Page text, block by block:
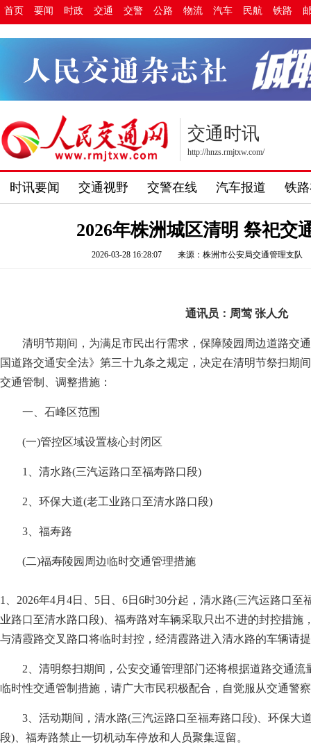
首页 要闻 时政 交通 交警 公路 物流 汽车 民航 铁路
交通时讯
http://hnzs.rmjtxw.com/
时讯要闻 交通视野 交警在线 汽车报道 铁
2026年株洲城区清明 祭祀交
2026-03-28 16:28:07 来源：株洲市公安局交通管理支队
通讯员：周莺 张人允
清明节期间，为满足市民出行需求，保障陵园周边道路交
国道路交通安全法》第三十九条之规定，决定在清明节祭扫期
交通管制、调整措施：
一、石峰区范围
(一)管控区域设置核心封闭区
1、清水路(三汽运路口至福寿路口段)
2、环保大道(老工业路口至清水路口段)
3、福寿路
(二)福寿陵园周边临时交通管理措施
1、2026年4月4日、5日、6日6时30分起，清水路(三汽运路口至
业路口至清水路口段)、福寿路对车辆采取只出不进的封控措施
与清霞路交叉路口将临时封控，经清霞路进入清水路的车辆请
2、清明祭扫期间，公安交通管理部门还将根据道路交通
临时性交通管制措施，请广大市民积极配合，自觉服从交通警
3、活动期间，清水路(三汽运路口至福寿路口段)、环保大
段)、福寿路禁止一切机动车停放和人员聚集逗留。